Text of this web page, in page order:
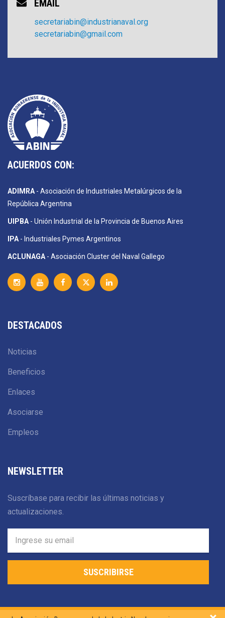
EMAIL
secretariabin@industrianaval.org
secretariabin@gmail.com
ACUERDOS CON:
ADIMRA - Asociación de Industriales Metalúrgicos de la
República Argentina
UIPBA - Unión Industrial de la Provincia de Buenos Aires
IPA - Industriales Pymes Argentinos
ACLUNAGA - Asociación Cluster del Naval Gallego
DESTACADOS
Noticias
Beneficios
Enlaces
Asociarse
Empleos
NEWSLETTER
Suscríbase para recibir las últimas noticias y
actualizaciones.
SUSCRIBIRSE